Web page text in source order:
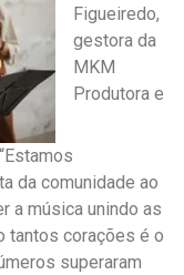
Figueiredo,
gestora da
MKM
Produtora e
da comunidade ao
a música unindo as
tantos corações é o
superaram